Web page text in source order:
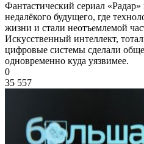
Фантастический сериал
недалёкого будущего, где
жизни и стали неотъемлемой
Искусственный интеллект,
цифровые системы сделали
одновременно куда уязвимее.
0
35 557